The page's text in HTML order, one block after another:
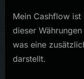
Mein Cashflow
dieser
was eine
darstellt.